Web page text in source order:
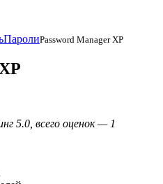
ПаролиPassword Manager XP
5.0, всего оценок — 1